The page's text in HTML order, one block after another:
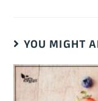
YOU MIGHT